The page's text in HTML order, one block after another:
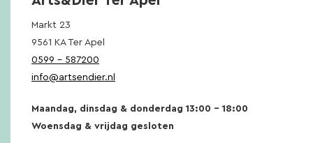
Markt 23
9561 KA Ter Apel
0599 – 587200
info@artsendier.nl
Maandag, dinsdag & donderdag 13:00 – 18:00
Woensdag & vrijdag gesloten